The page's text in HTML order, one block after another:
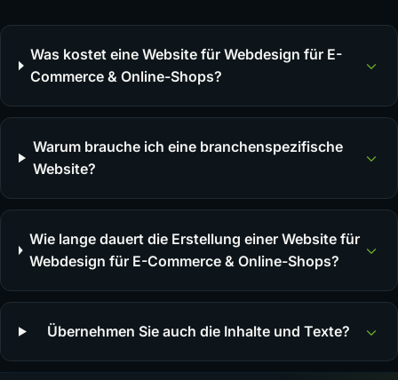
Was kostet eine Website für Webdesign für E-
Commerce & Online-Shops?
Warum brauche ich eine branchenspezifische
Website?
Wie lange dauert die Erstellung einer Website für
Webdesign für E-Commerce & Online-Shops?
Übernehmen Sie auch die Inhalte und Texte?